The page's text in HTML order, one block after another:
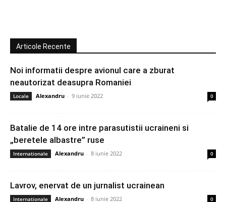
Articole Recente
Noi informatii despre avionul care a zburat
neautorizat deasupra Romaniei
Locale Alexandru - 9 iunie 2022 0
Batalie de 14 ore intre parasutistii ucraineni si
„beretele albastre” ruse
Internationale Alexandru - 8 iunie 2022 0
Lavrov, enervat de un jurnalist ucrainean
Internationale Alexandru - 8 iunie 2022 0